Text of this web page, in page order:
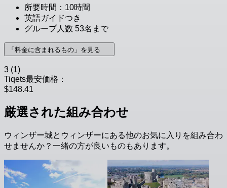
所要時間：10時間
英語ガイドつき
グループ人数 53名まで
「料金に含まれるもの」を見る
3 (1)
Tiqets最安価格：
$148.41
厳選された組み合わせ
ウィンザー城とウィンザーにある他のお気に入りを組み合わ
せませんか？一緒の方が良いものもあります。